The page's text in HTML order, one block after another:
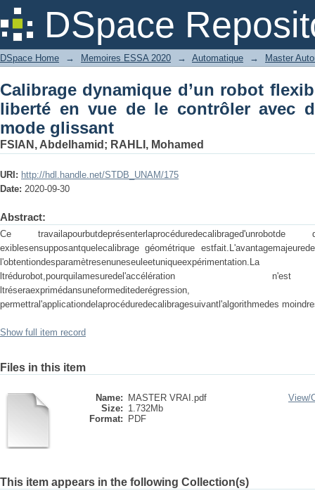
DSpace
Calibrage dynamique d’un robot
contrôler avec des commandes par
DSpace Home → Memoires ESSA 2020 → Automatique → Master
Calibrage dynamique d’un robot
liberté en vue de le contrôler avec
mode glissant
FSIAN, Abdelhamid ; RAHLI, Mohamed
URI: http://hdl.handle.net/STDB_UNAM/175
Date: 2020-09-30
Abstract:
Ce
exiblesensupposantquelecalibrage géométrique
ltrédurobot,pourquilamesuredel'accélération
permettral'applicationdelaprocéduredecalibragesuivantl'algorithmedes
Show full item record
Files in this item
Name:
MASTER VRAI.pdf
Size: 1.732Mb
Format:
PDF
View/
This item appears in the following Collection(s)